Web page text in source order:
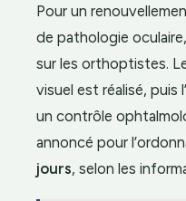
Pour un
de pathologie
sur les orthoptistes.
visuel est réalisé, puis
un contrôle
annoncé pour
jours, selon les